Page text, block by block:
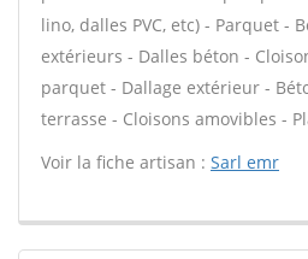
lino, dalles PVC, etc) - Parquet -
extérieurs - Dalles béton -
parquet - Dallage extérieur -
terrasse - Cloisons amovibles -
Voir la fiche artisan : Sarl emr